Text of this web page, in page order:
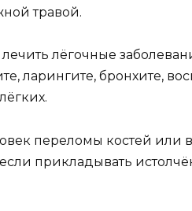
травой.
лёгочные
ларингите, бронхите,
переломы костей или
прикладывать